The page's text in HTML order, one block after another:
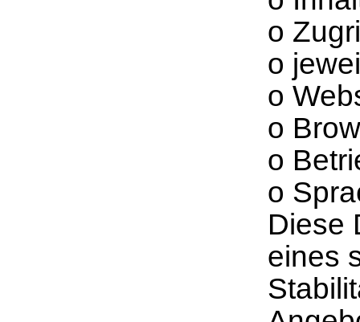
o
o
o
o
o
o
Diese
eines